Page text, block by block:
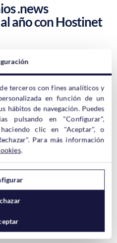
.news
año con Hostinet
.press
con Hostinet
.media
año con Hostinet
terceros con fines analíticos y
en función de un
hábitos de navegación. Puedes
pulsando en "Configurar",
clic en "Aceptar", o
Para más información
.